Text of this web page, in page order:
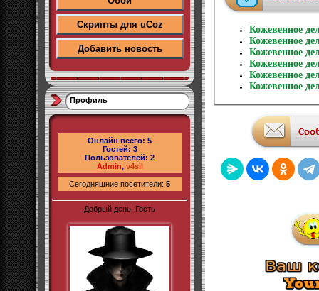
Скрипты для uCoz
Добавить новость
Профиль
Онлайн всего: 5
Гостей: 3
Пользователей: 2
Admin, v4sil
Сегодняшние посетители: 5
Добрый день, Гость
Кожевенное
Кожевенное
Кожевенное
Кожевенное
Кожевенное
Кожевенное